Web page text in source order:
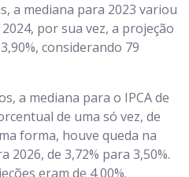
a mediana para 2023 variou
por sua vez, a projeção
considerando 79
a mediana para o IPCA de
de uma só vez, de
forma, houve queda na
de 3,72% para 3,50%.
eram de 4 00%.